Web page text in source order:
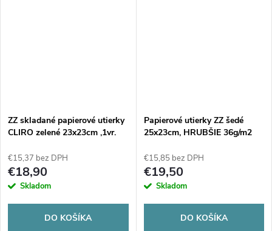
ZZ skladané papierové utierky
CLIRO zelené 23x23cm ,1vr.
€15,37 bez DPH
€18,90
Skladom
DO KOŠÍKA
Papierové utierky ZZ šedé
25x23cm, HRUBŠIE 36g/m2
€15,85 bez DPH
€19,50
Skladom
DO KOŠÍKA